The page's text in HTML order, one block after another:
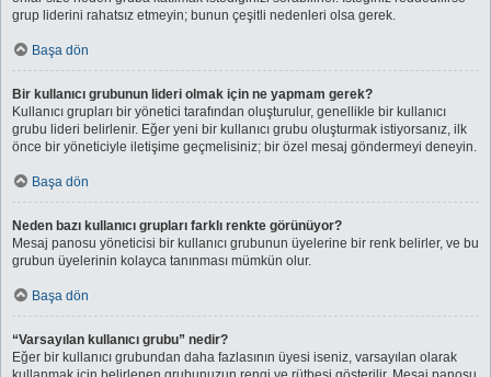
grup liderini rahatsız etmeyin; bunun çeşitli nedenleri olsa gerek.
Başa dön
Bir kullanıcı grubunun lideri olmak için ne yapmam gerek?
Kullanıcı grupları bir yönetici tarafından oluşturulur, genellikle bir kullanıcı
grubu lideri belirlenir. Eğer yeni bir kullanıcı grubu oluşturmak istiyorsanız, ilk
önce bir yöneticiyle iletişime geçmelisiniz; bir özel mesaj göndermeyi deneyin.
Başa dön
Neden bazı kullanıcı grupları farklı renkte görünüyor?
Mesaj panosu yöneticisi bir kullanıcı grubunun üyelerine bir renk belirler, ve bu
grubun üyelerinin kolayca tanınması mümkün olur.
Başa dön
“Varsayılan kullanıcı grubu” nedir?
Eğer bir kullanıcı grubundan daha fazlasının üyesi iseniz, varsayılan olarak